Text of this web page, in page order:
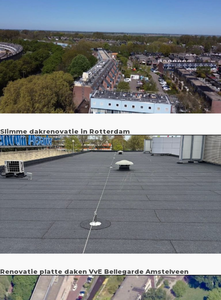
Slimme dakrenovatie in Rotterdam
Renovatie platte daken VvE Bellegarde Amstelveen